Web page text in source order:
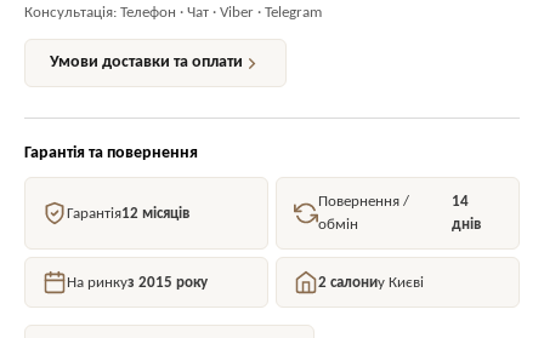
Консультація: Телефон · Чат · Viber · Telegram
Умови доставки та оплати
Гарантія та повернення
Гарантія12 місяців
Повернення /
обмін
14
днів
На ринкуз 2015 року 2 салониу Києві